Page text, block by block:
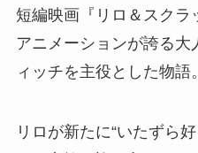
短編映画『リロ＆スクラ
アニメーションが誇る大
ィッチを主役とした物語。
リロが新たに“いたずら